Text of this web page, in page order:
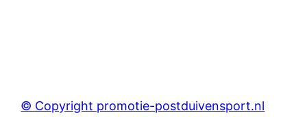
© Copyright promotie-postduivensport.nl